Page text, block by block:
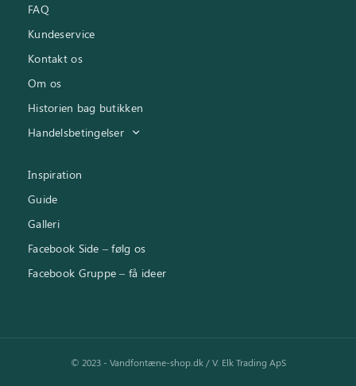
FAQ
Kundeservice
Kontakt os
Om os
Historien bag butikken
Handelsbetingelser
Inspiration
Guide
Galleri
Facebook Side – følg os
Facebook Gruppe – få ideer
© 2023 - Vandfontæne-shop.dk / V. Elk Trading ApS